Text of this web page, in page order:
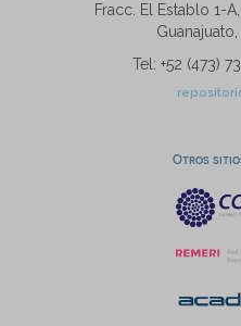
Fracc. El Establo 1-
Tel: +52 (473)
Otros